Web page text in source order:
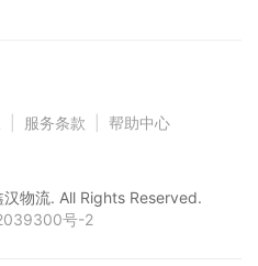
服务条款 帮助中心
物流. All Rights Reserved.
号-2